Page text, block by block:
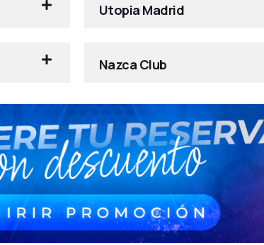
Utopia Madrid
Nazca Club